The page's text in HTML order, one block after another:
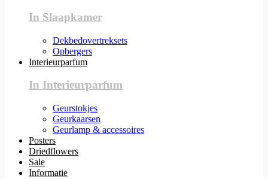
In Slaapkamer
Dekbedovertreksets
Opbergers
Interieurparfum
In Interieurparfum
Geurstokjes
Geurkaarsen
Geurlamp & accessoires
Posters
Driedflowers
Sale
Informatie